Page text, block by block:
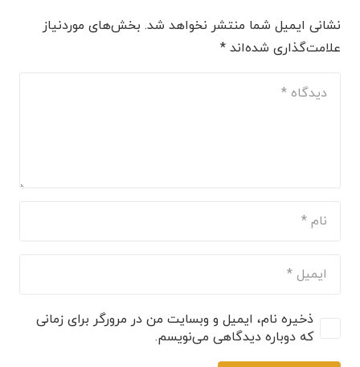
نشانی ایمیل شما منتشر نخواهد شد. بخش‌های موردنیاز
علامت‌گذاری شده‌اند *
ذخیره نام، ایمیل و وبسایت من در مرورگر برای زمانی
که دوباره دیدگاهی می‌نویسم.